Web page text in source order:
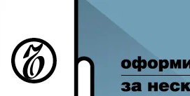
www.kommersant.ru/ad